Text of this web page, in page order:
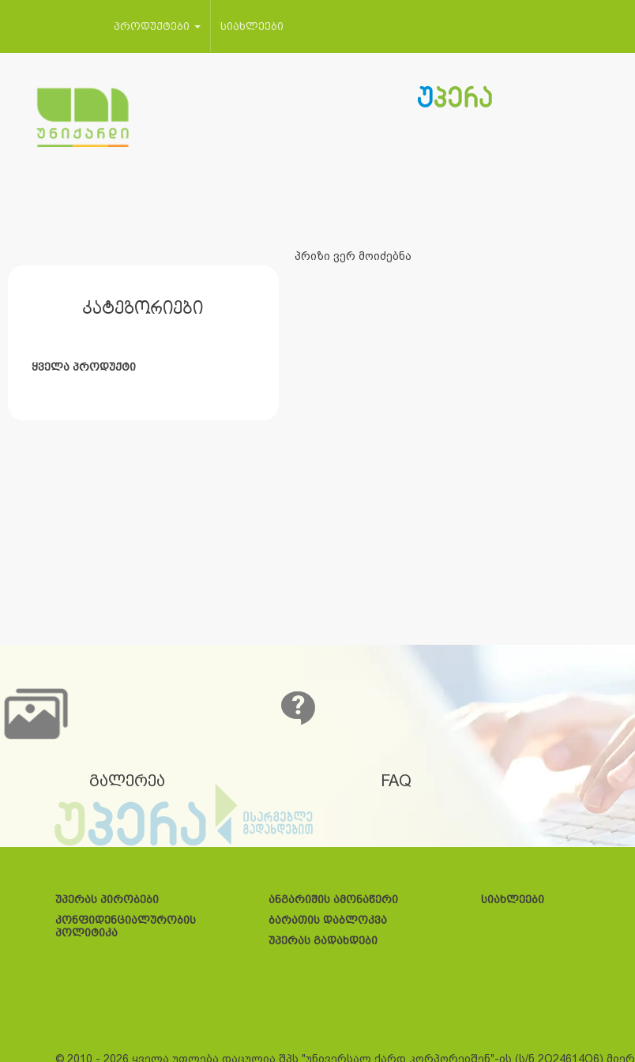
პროდუქტები სიახლეები
კატეგორიები
ყველა პროდუქტი
პრიზი ვერ მოიძებნა
გალერეა FAQ
უპერას პირობები
კონფიდენციალურობის
პოლიტიკა
ანგარიშის ამონაწერი
ბარათის დაბლოკვა
უპერას გადახდები
სიახლეები
© 2010 - 2026 ყველა უფლება დაცულია შპს "უნივერსალ ქარდ კორპორეიშენ"-ის (ს/ნ 2O24614O6) მიერ